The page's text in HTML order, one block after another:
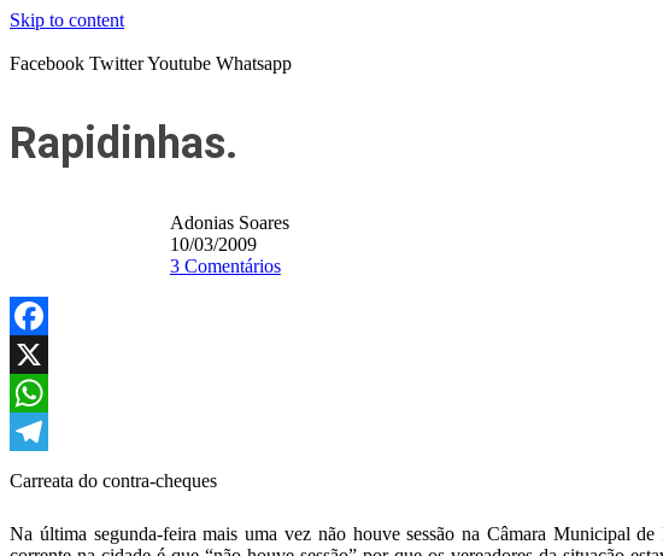
Skip to content
Facebook TwitterYoutube Whatsapp
Rapidinhas.
Adonias Soares
10/03/2009
3 Comentários
Facebook
X
WhatsApp
Telegram
Carreata do contra-cheques
Na última segunda-feira mais uma vez não houve sessão na Câmara Municipal